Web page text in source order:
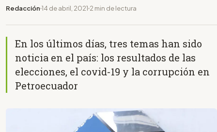
Redacción 14 de abril, 2021 2 min de lectura
En los últimos días, tres temas han sido
noticia en el país: los resultados de las
elecciones, el covid-19 y la corrupción en
Petroecuador